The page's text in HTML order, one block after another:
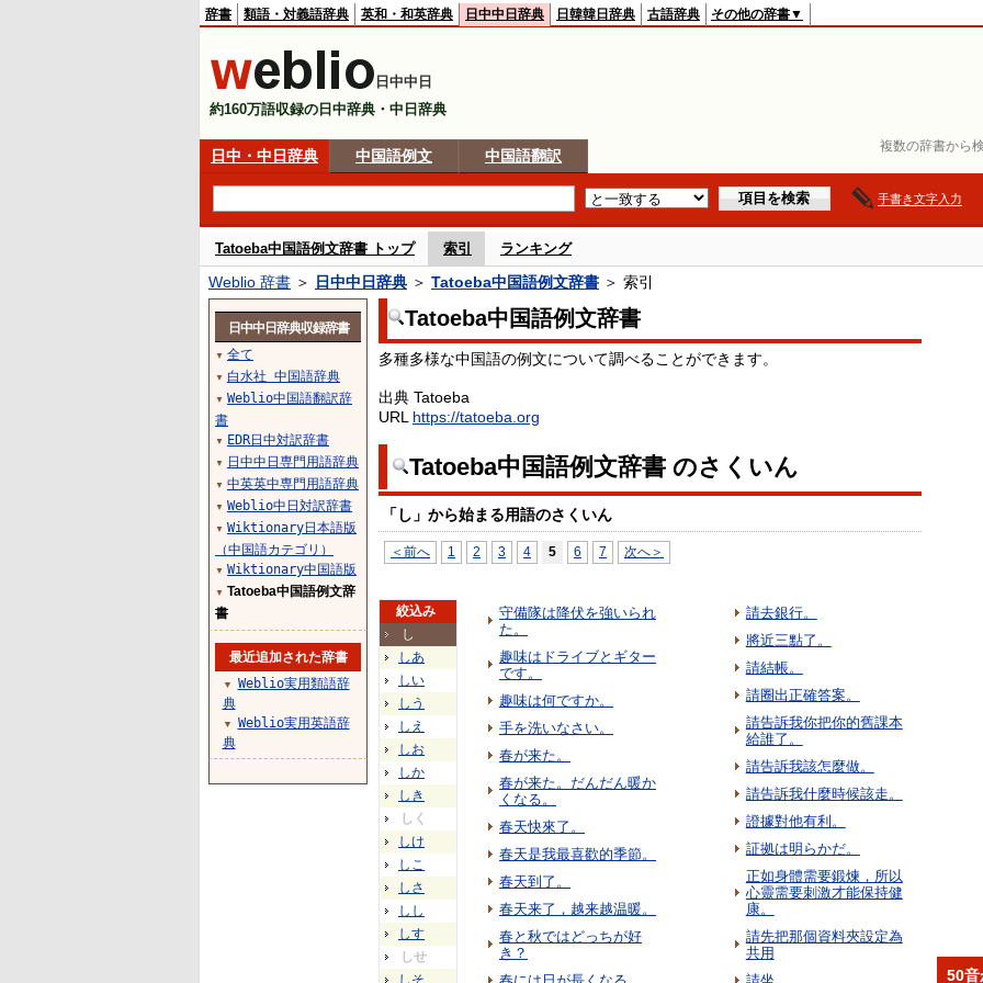
複数の辞書から
辞書 類語・対義語辞典 英和・和英辞典 日中中日辞典 日韓韓日辞典 古語辞典 その他の辞書▼
日中中日
約160万語収録の日中辞典・中日辞典
日中・中日辞典 中国語例文 中国語翻訳
手書き文字入力
Tatoeba中国語例文辞書 トップ 索引 ランキング
Weblio 辞書 ＞ 日中中日辞典 ＞ Tatoeba中国語例文辞書 ＞ 索引
Tatoeba中国語例文辞書
多種多様な中国語の例文について調べることができます。
出典 Tatoeba
URL https://tatoeba.org
Tatoeba中国語例文辞書 のさくいん
「し」から始まる用語のさくいん
＜前へ 1 2 3 4 5 6 7 次へ＞
絞込み
し
しあ
しい
しう
しえ
しお
しか
しき
しく
しけ
しこ
しさ
しし
しす
しせ
しそ
守備隊は降伏を強いられ
た。
趣味はドライブとギター
です。
趣味は何ですか。
手を洗いなさい。
春が来た。
春が来た。だんだん暖か
くなる。
春天快來了。
春天是我最喜歡的季節。
春天到了。
春天来了，越来越温暖。
春と秋ではどっちが好
き？
請去銀行。
將近三點了。
請結帳。
請圈出正確答案。
請告訴我你把你的舊課本
給誰了。
請告訴我該怎麼做。
請告訴我什麼時候該走。
證據對他有利。
証拠は明らかだ。
正如身體需要鍛煉，所以
心靈需要刺激才能保持健
康。
請先把那個資料夾設定為
共用
日中中日辞典収録辞書
▼ 全て
▼ 白水社 中国語辞典
▼ Weblio中国語翻訳辞
書
▼ EDR日中対訳辞書
▼ 日中中日専門用語辞典
▼ 中英英中専門用語辞典
▼ Weblio中日対訳辞書
▼ Wiktionary日本語版
（中国語カテゴリ）
▼ Wiktionary中国語版
▼ Tatoeba中国語例文辞
書
最近追加された辞書
▼
Weblio実用類語辞
典
▼
Weblio実用英語辞
典
50音